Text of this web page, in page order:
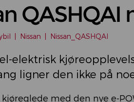
QASHQAI
Nissan Nissan_QASHQAI
elektrisk
ligner den ikke på
med den nye e-